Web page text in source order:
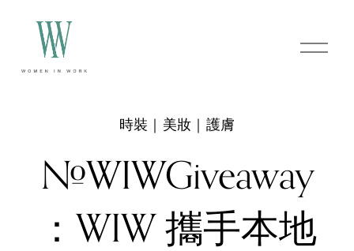
O
p
#WIWGiveaway
：WIW 攜手本地
時裝｜美妝｜護膚